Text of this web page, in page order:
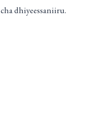
dhiyeessaniiru.